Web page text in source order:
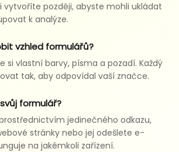
vytvoříte později, abyste mohli ukládat
k analýze.
vzhled formulářů?
si vlastní barvy, písma a pozadí. Každý
tak, aby odpovídal vaší značce.
formulář?
jedinečného odkazu,
stránky nebo jej odešlete e-
na jakémkoli zařízení.